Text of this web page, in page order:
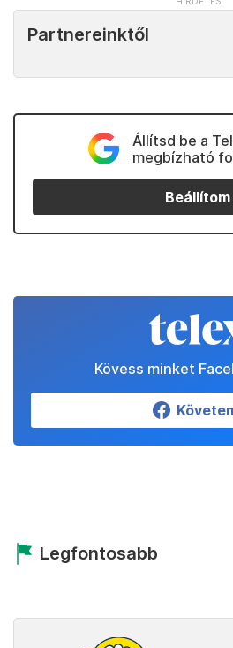
Partnereinktől
Állítsd be a
megbízható
Beállítom
Kövess minket
Legfontosabb